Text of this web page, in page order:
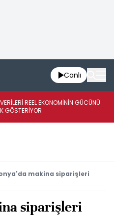
Canlı
REEL EKONOMİNİN GÜCÜNÜ
GÖSTERİYOR
makina siparişleri
siparişleri